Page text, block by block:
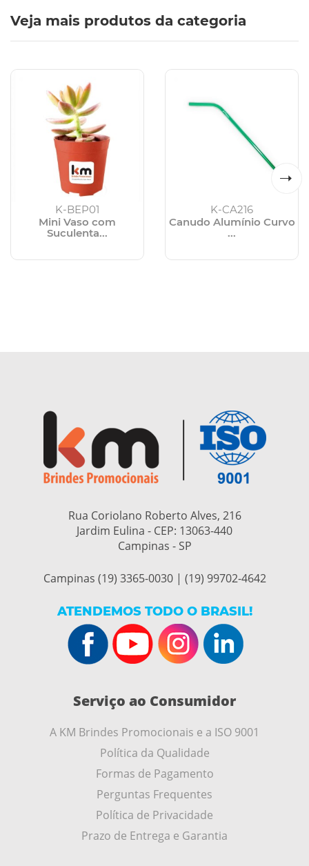
Veja mais produtos da categoria
K-BEP01
Mini Vaso com
Suculenta...
K-CA216
Canudo Alumínio Curvo
...
Rua Coriolano Roberto Alves, 216
Jardim Eulina - CEP: 13063-440
Campinas - SP
Campinas (19) 3365-0030 | (19) 99702-4642
ATENDEMOS TODO O BRASIL!
Serviço ao Consumidor
A KM Brindes Promocionais e a ISO 9001
Política da Qualidade
Formas de Pagamento
Perguntas Frequentes
Política de Privacidade
Prazo de Entrega e Garantia